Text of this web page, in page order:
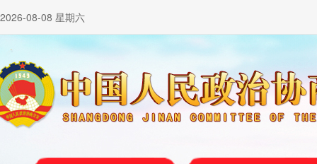
2026-08-08 星期六